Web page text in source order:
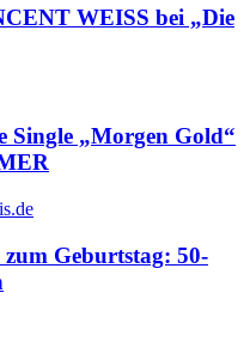
WEISS bei „Die
Single „Morgen Gold“
Geburtstag: 50-